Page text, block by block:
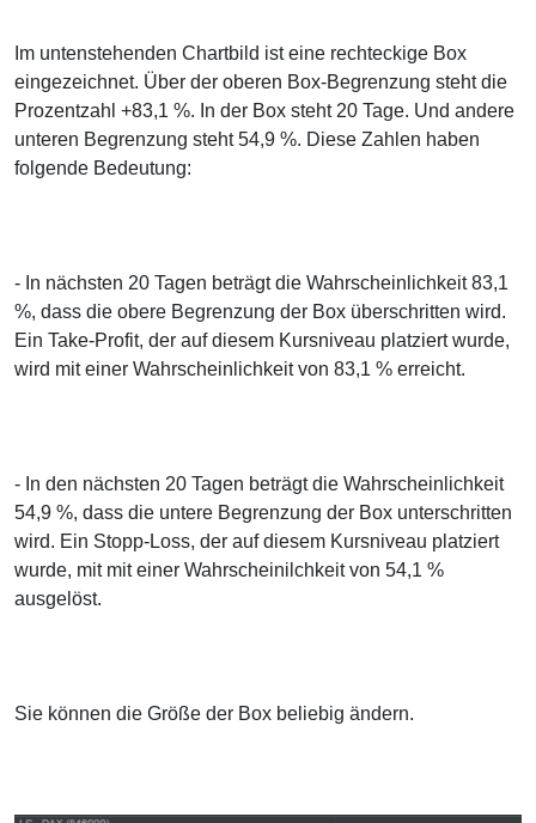
Im untenstehenden Chartbild ist eine rechteckige Box
eingezeichnet. Über der oberen Box-Begrenzung steht die
Prozentzahl +83,1 %. In der Box steht 20 Tage. Und andere
unteren Begrenzung steht 54,9 %. Diese Zahlen haben
folgende Bedeutung:
- In nächsten 20 Tagen beträgt die Wahrscheinlichkeit 83,1
%, dass die obere Begrenzung der Box überschritten wird.
Ein Take-Profit, der auf diesem Kursniveau platziert wurde,
wird mit einer Wahrscheinlichkeit von 83,1 % erreicht.
- In den nächsten 20 Tagen beträgt die Wahrscheinlichkeit
54,9 %, dass die untere Begrenzung der Box unterschritten
wird. Ein Stopp-Loss, der auf diesem Kursniveau platziert
wurde, mit mit einer Wahrscheinilchkeit von 54,1 %
ausgelöst.
Sie können die Größe der Box beliebig ändern.